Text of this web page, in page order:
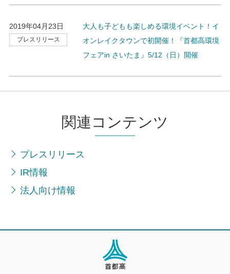
2019年04月23日
プレスリリース
大人も子どもも楽しめる環境イベント！イ
オンレイクタウンで初開催！『首都高環境
フェアin さいたま』5/12（日）開催
関連コンテンツ
プレスリリース
IR情報
法人向け情報